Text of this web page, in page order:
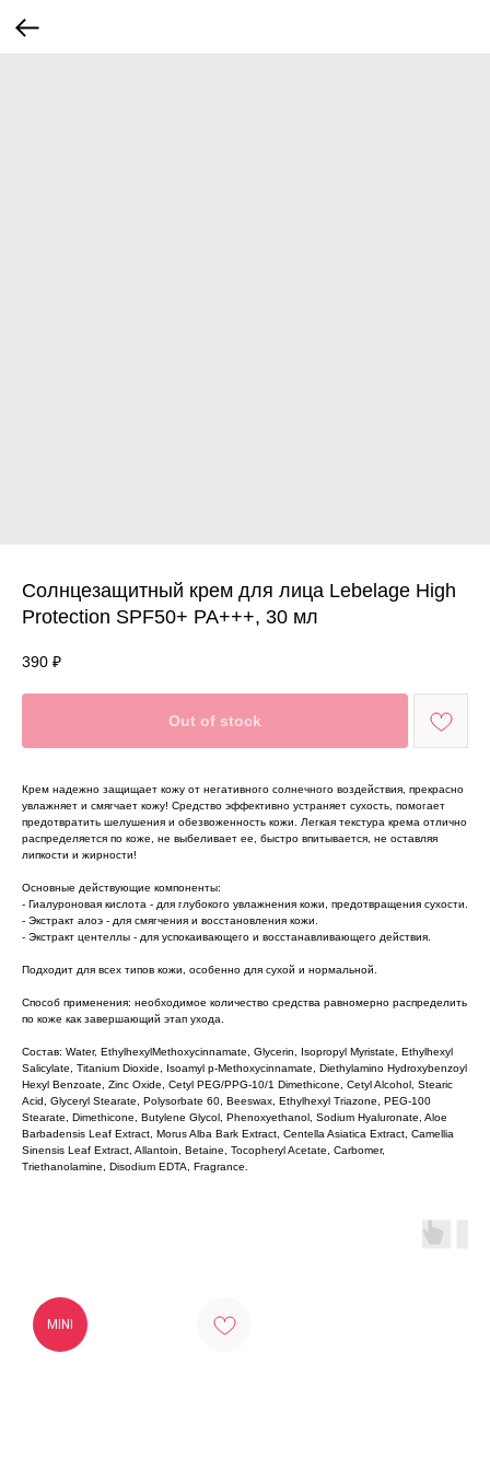
Солнцезащитный крем для лица Lebelage High
Protection SPF50+ PA+++, 30 мл
390 ₽
Out of stock
Крем надежно защищает кожу от негативного солнечного воздействия, прекрасно
увлажняет и смягчает кожу! Средство эффективно устраняет сухость, помогает
предотвратить шелушения и обезвоженность кожи. Легкая текстура крема отлично
распределяется по коже, не выбеливает ее, быстро впитывается, не оставляя
липкости и жирности!
Основные действующие компоненты:
- Гиалуроновая кислота - для глубокого увлажнения кожи, предотвращения сухости.
- Экстракт алоэ - для смягчения и восстановления кожи.
- Экстракт центеллы - для успокаивающего и восстанавливающего действия.
Подходит для всех типов кожи, особенно для сухой и нормальной.
Способ применения: необходимое количество средства равномерно распределить
по коже как завершающий этап ухода.
Состав: Water, EthylhexylMethoxycinnamate, Glycerin, Isopropyl Myristate, Ethylhexyl
Salicylate, Titanium Dioxide, Isoamyl p-Methoxycinnamate, Diethylamino Hydroxybenzoyl
Hexyl Benzoate, Zinc Oxide, Cetyl PEG/PPG-10/1 Dimethicone, Cetyl Alcohol, Stearic
Acid, Glyceryl Stearate, Polysorbate 60, Beeswax, Ethylhexyl Triazone, PEG-100
Stearate, Dimethicone, Butylene Glycol, Phenoxyethanol, Sodium Hyaluronate, Aloe
Barbadensis Leaf Extract, Morus Alba Bark Extract, Centella Asiatica Extract, Camellia
Sinensis Leaf Extract, Allantoin, Betaine, Tocopheryl Acetate, Carbomer,
Triethanolamine, Disodium EDTA, Fragrance.
MINI